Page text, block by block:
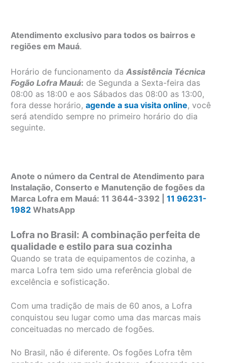
Atendimento exclusivo para todos os bairros e
regiões em Mauá.
Horário de funcionamento daAssistência Técnica
Fogão Lofra Mauá: de Segunda a Sexta-feira das
08:00 as 18:00 e aos Sábados das 08:00 as 13:00,
fora desse horário,agende a sua visita online, você
será atendido sempre no primeiro horário do dia
seguinte.
Anote o número da Central de Atendimento para
Instalação, Conserto e Manutenção de fogões da
Marca Lofra em Mauá: 11 3644-3392 |11 96231-
1982 WhatsApp
Lofra no Brasil: A combinação perfeita de
qualidade e estilo para sua cozinha
Quando se trata de equipamentos de cozinha, a
marca Lofra tem sido uma referência global de
excelência e sofisticação.
Com uma tradição de mais de 60 anos, a Lofra
conquistou seu lugar como uma das marcas mais
conceituadas no mercado de fogões.
No Brasil, não é diferente. Os fogões Lofra têm